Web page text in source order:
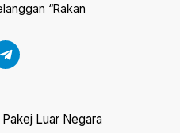
“Rakan
Pakej Luar Negara